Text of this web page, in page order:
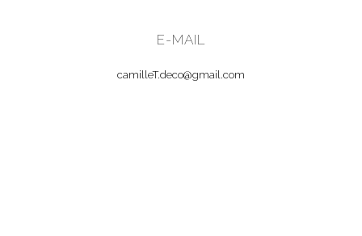
E-MAIL
camilleT.deco@gmail.com